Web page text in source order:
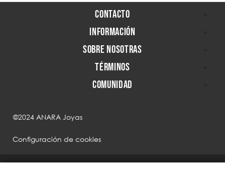
CONTACTO
INFORMACIÓN
SOBRE NOSOTRAS
TÉRMINOS
COMUNIDAD
©2024 ANARA Joyas
Configuración de cookies